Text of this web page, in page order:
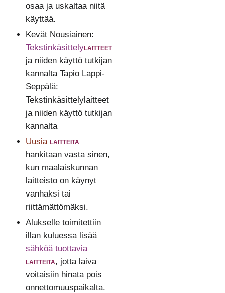
osaa ja uskaltaa niitä
käyttää.
Kevät Nousiainen:
Tekstinkäsittelylaitteet
ja niiden käyttö tutkijan
kannalta Tapio Lappi-
Seppälä:
Tekstinkäsittelylaitteet
ja niiden käyttö tutkijan
kannalta
Uusia laitteita
hankitaan vasta sinen,
kun maalaiskunnan
laitteisto on käynyt
vanhaksi tai
riittämättömäksi.
Alukselle toimitettiin
illan kuluessa lisää
sähköä tuottavia
laitteita, jotta laiva
voitaisiin hinata pois
onnettomuuspaikalta.